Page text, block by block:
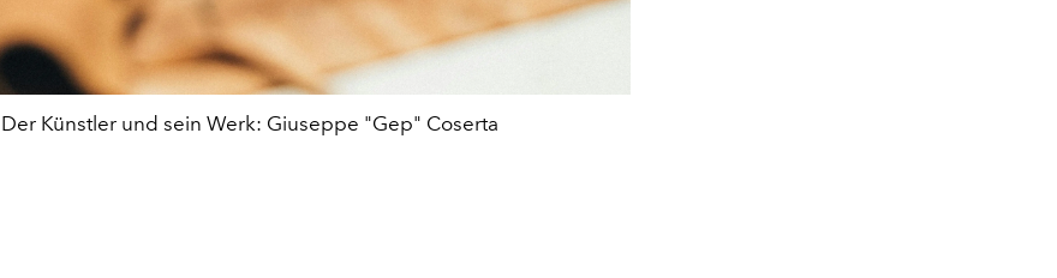
Der Künstler und sein Werk: Giuseppe "Gep" Coserta